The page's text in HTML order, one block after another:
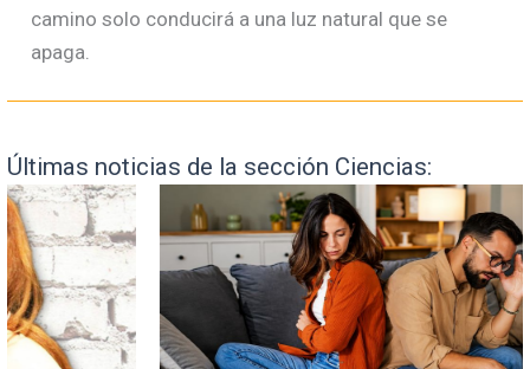
camino solo conducirá a una luz natural que se
apaga.
Últimas noticias de la sección Ciencias: